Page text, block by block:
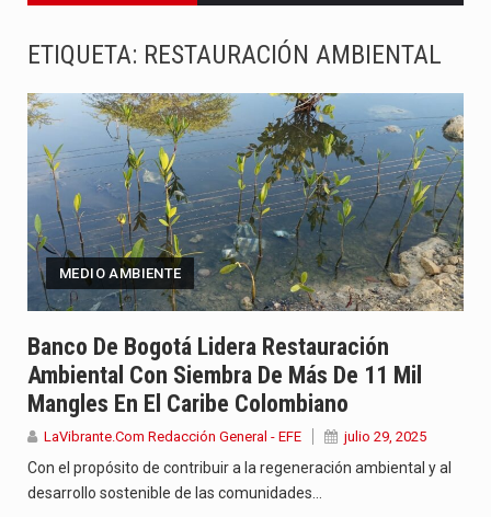
A pocas horas del cambio de gobierno, el equipo de…
La Alcaldía de Barranquilla puso en marcha un amplio plan…
Si eres un trader que prefiere lidiar con condiciones de…
Saber cómo borrar el historial de operaciones en MT4 es…
La cantautora venezolana Joaquina vuelve a sorprender a sus seguidores…
La investigación por la muerte de Kevin Arley Acosta Pico,…
ETIQUETA: RESTAURACIÓN AMBIENTAL
MEDIO AMBIENTE
Banco De Bogotá Lidera Restauración
Ambiental Con Siembra De Más De 11 Mil
Mangles En El Caribe Colombiano
LaVibrante.Com Redacción General - EFE julio 29, 2025
Con el propósito de contribuir a la regeneración ambiental y al
desarrollo sostenible de las comunidades…